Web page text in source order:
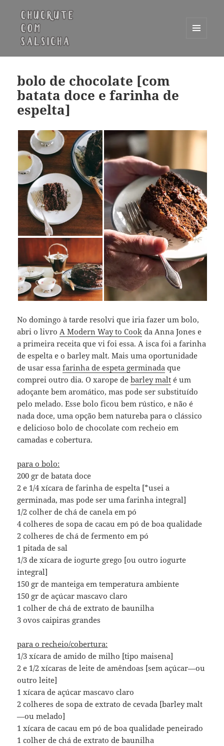
WIDGETS
bolo de chocolate [com
batata doce e farinha de
espelta]
No domingo à tarde resolvi que iria fazer um bolo,
abri o livroA Modern Way to Cook da Anna Jones e
a primeira receita que vi foi essa. A isca foi a farinha
de espelta e o barley malt. Mais uma oportunidade
de usar essafarinha de espeta germinada que
comprei outro dia. O xarope debarley malt é um
adoçante bem aromático, mas pode ser substituído
pelo melado. Esse bolo ficou bem rústico, e não é
nada doce, uma opção bem natureba para o clássico
e delicioso bolo de chocolate com recheio em
camadas e cobertura.
para o bolo:
200 gr de batata doce
2 e 1/4 xícara de farinha de espelta [*usei a
germinada, mas pode ser uma farinha integral]
1/2 colher de chá de canela em pó
4 colheres de sopa de cacau em pó de boa qualidade
2 colheres de chá de fermento em pó
1 pitada de sal
1/3 de xícara de iogurte grego [ou outro iogurte
integral]
150 gr de manteiga em temperatura ambiente
150 gr de açúcar mascavo claro
1 colher de chá de extrato de baunilha
3 ovos caipiras grandes
para o recheio/cobertura:
1/3 xícara de amido de milho [tipo maisena]
2 e 1/2 xícaras de leite de amêndoas [sem açúcar—ou
outro leite]
1 xícara de açúcar mascavo claro
2 colheres de sopa de extrato de cevada [barley malt
—ou melado]
1 xícara de cacau em pó de boa qualidade peneirado
1 colher de chá de extrato de baunilha